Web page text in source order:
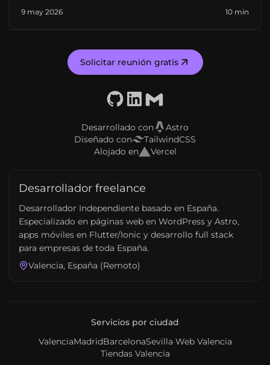
que retrasan el arranque. Pensado para pymes y
9 may 2026 10 min
Solicitar reunión gratis
GitHubLinkedIn
Email
Desarrollado con
Astro
Diseñado con
TailwindCSS
Alojado en
Vercel
Desarrollador freelance
Desarrollador Independiente basado en España.
Especializado en páginas web en WordPress y Astro,
apps móviles en Flutter/Ionic y desarrollo full stack
para empresas de toda España.
Valencia, España (Remoto)
Servicios por ciudad
ValenciaMadridBarcelonaSevilla·Web Valencia
Tiendas Valencia